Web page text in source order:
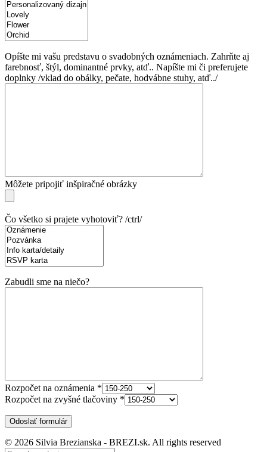
Opíšte mi vašu predstavu o svadobných oznámeniach. Zahrňte aj
farebnosť, štýl, dominantné prvky, atď.. Napíšte mi či preferujete
doplnky /vklad do obálky, pečate, hodvábne stuhy, atď../
Môžete pripojiť inšpiračné obrázky
Čo všetko si prajete vyhotoviť? /ctrl/
Zabudli sme na niečo?
Rozpočet na oznámenia *
Rozpočet na zvyšné tlačoviny *
© 2026 Silvia Brezianska - BREZI.sk. All rights reserved